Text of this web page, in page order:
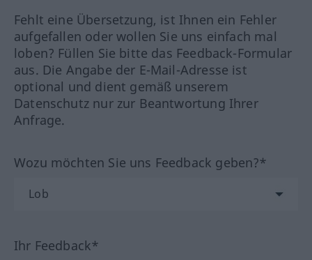
Fehlt eine Übersetzung, ist Ihnen ein Fehler
aufgefallen oder wollen Sie uns einfach mal
loben? Füllen Sie bitte das Feedback-Formular
aus. Die Angabe der E-Mail-Adresse ist
optional und dient gemäß unserem
Datenschutz nur zur Beantwortung Ihrer
Anfrage.
Wozu möchten Sie uns Feedback geben?*
Ihr Feedback*